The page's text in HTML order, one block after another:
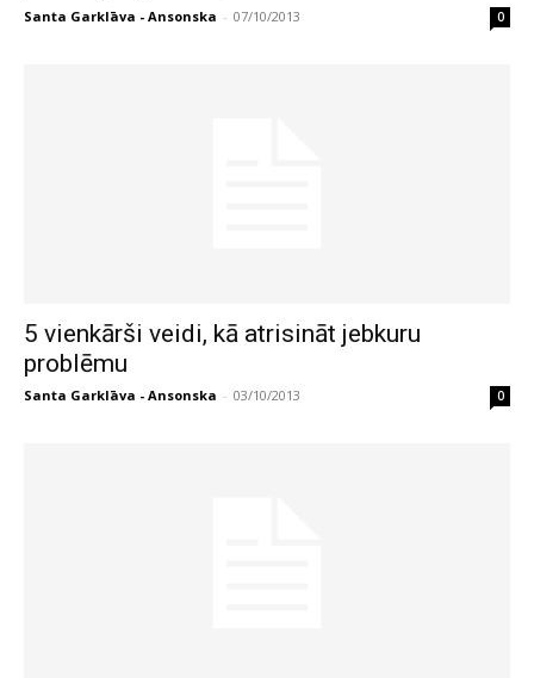
Santa Garklāva - Ansonska - 07/10/2013 0
5 vienkārši veidi, kā atrisināt jebkuru
problēmu
Santa Garklāva - Ansonska - 03/10/2013 0